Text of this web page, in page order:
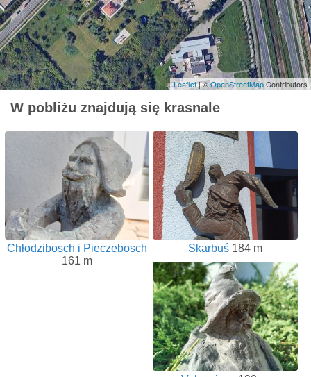
Leaflet| ©OpenStreetMapContributors
W pobliżu znajdują się krasnale
Chłodzibosch i Pieczebosch
161 m
Skarbuś184 m